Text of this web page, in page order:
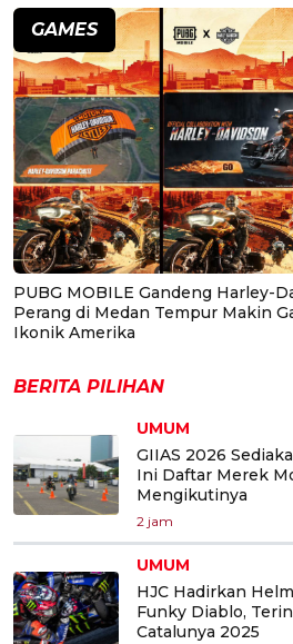
GAMES
PUBG MOBILE Gandeng Harley-
Perang di Medan Tempur Makin
Ikonik Amerika
BERITA PILIHAN
UMUM
GIIAS 2026
Ini Daftar Merek
Mengikutinya
2 jam
UMUM
HJC Hadirkan
Funky Diablo,
Catalunya 2025